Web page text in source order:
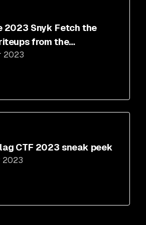
2023 Snyk Fetch the
from the
2023
CTF 2023 sneak peek
2023